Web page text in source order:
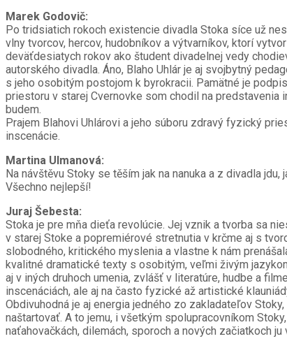
Marek Godovič:
Po tridsiatich rokoch existencie divadla Stoka síce už
vlny tvorcov, hercov, hudobníkov a výtvarníkov, ktorí
deväťdesiatych rokov ako študent divadelnej vedy
autorského divadla. Áno, Blaho Uhlár je aj svojbytný
s jeho osobitým postojom k byrokracii. Pamätné je
priestoru v starej Cvernovke som chodil na predstavenia
budem.
Prajem Blahovi Uhlárovi a jeho súboru zdravý fyzický
inscenácie.
Martina Ulmanová:
Na návštěvu Stoky se těším jak na nanuka a z divadla
Všechno nejlepší!
Juraj Šebesta:
Stoka je pre mňa dieťa revolúcie. Jej vznik a tvorba sa
v starej Stoke a popremiérové stretnutia v krčme aj s
slobodného, kritického myslenia a vlastne k nám
kvalitné dramatické texty s osobitým, veľmi živým
aj v iných druhoch umenia, zvlášť v literatúre, hudbe a
inscenáciách, ale aj na často fyzické až artistické
Obdivuhodná je aj energia jedného zo zakladateľov
naštartovať. A to jemu, i všetkým spolupracovníkom
naťahovačkách, dilemách, sporoch a nových začiatkoch ju